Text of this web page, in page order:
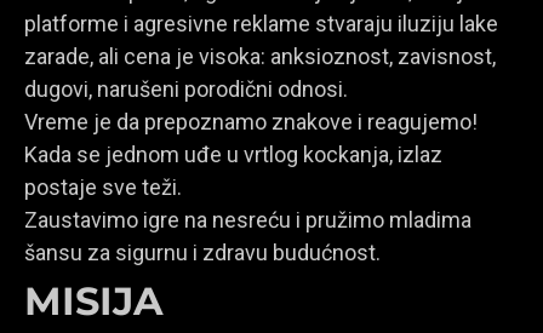
platforme i agresivne reklame stvaraju iluziju lake
zarade, ali cena je visoka: anksioznost, zavisnost,
dugovi, narušeni porodični odnosi.
Vreme je da prepoznamo znakove i reagujemo!
Kada se jednom uđe u vrtlog kockanja, izlaz
postaje sve teži.
Zaustavimo igre na nesreću i pružimo mladima
šansu za sigurnu i zdravu budućnost.
MISIJA